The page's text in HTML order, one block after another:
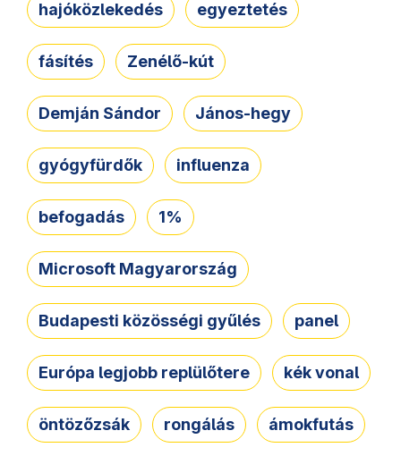
hajóközlekedés egyeztetés
fásítés Zenélő-kút
Demján Sándor János-hegy
gyógyfürdők influenza
befogadás 1%
Microsoft Magyarország
Budapesti közösségi gyűlés panel
Európa legjobb replülőtere kék vonal
öntözőzsák rongálás ámokfutás